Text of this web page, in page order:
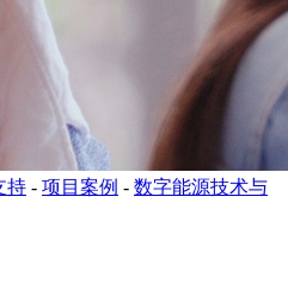
持 - 项目案例 - 数字能源技术与